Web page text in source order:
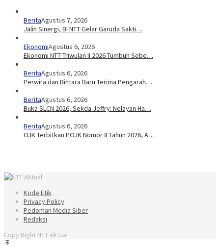
BeritaAgustus 7, 2026
Jalin Sinergi, BI NTT Gelar Garuda Sakti…
EkonomiAgustus 6, 2026
Ekonomi NTT Triwulan II 2026 Tumbuh Sebe…
BeritaAgustus 6, 2026
Perwira dan Bintara Baru Terima Pengarah…
BeritaAgustus 6, 2026
Buka SLCN 2026, Sekda Jeffry: Nelayan Ha…
BeritaAgustus 6, 2026
OJK Terbitkan POJK Nomor 8 Tahun 2026, A…
Kode Etik
Privacy Policy
Pedoman Media Siber
Redaksi
Copy Right NTT Aktual